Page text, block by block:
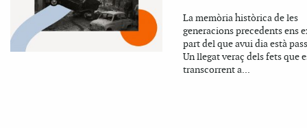
La memòria històrica de les
generacions precedents ens
part del que avui dia està
Un llegat veraç dels fets que
transcorrent a...